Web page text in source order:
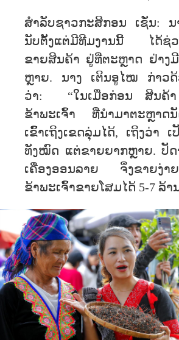
ສຳລັບຊາວກະສິກອນ ເຊັ່ນ: ນ
ນັບຕັ້ງແຕ່ມີທີມງານນີ້ ໄດ້ຊ່ວ
ຂາຍສິນຄ້າ ຢູ່ທີ່ຕະຫຼາດ ຢ່າງ
ຫຼາຍ. ນາງ ເຕິນອູໄໝ ກ່າວດ້
ວ່າ: “ໃນເມື່ອກ່ອນ ສິນຄ້
ຂ້າພະເຈົ້າ ທີ່ນຳມາຕະຫຼາດ
ເຂົ້າເຖິງເຂດລຸ່ມໄດ້, ເຖິງວ່າ ເ
ທັງໝົດ ແຕ່ຂາຍຍາກຫຼາຍ. ປັ
ເຄື່ອງອອນລາຍ ຈຶ່ງຂາຍງ່
ຂ້າພະເຈົ້າຂາຍໂສມໄດ້ 5-7 ລ້າ